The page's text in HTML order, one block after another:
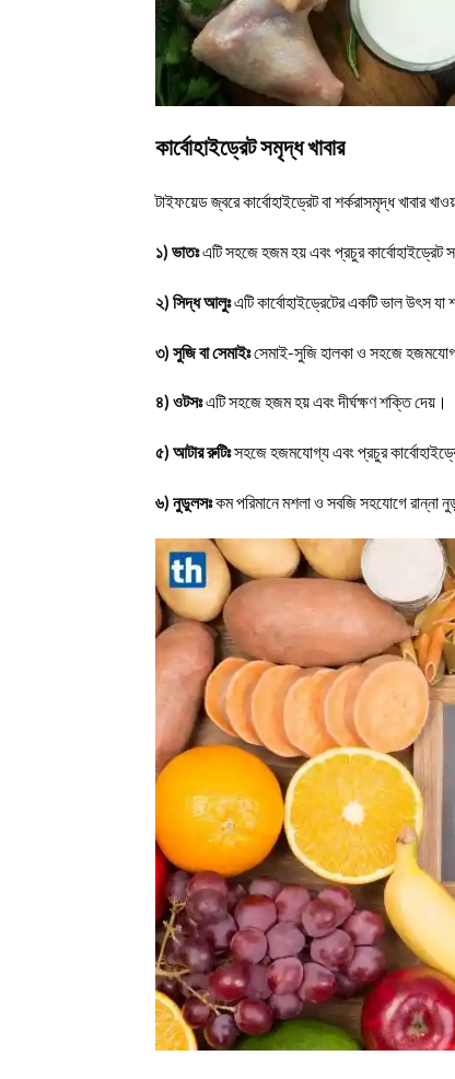
কার্বোহাইড্রেট সমৃদ্ধ খাবার
টাইফয়েড জ্বরে কার্বোহাইড্রেট বা শর্করাসমৃদ্ধ
১) ভাতঃএটি সহজে হজম হয় এবং প্রচুর কার্বোহাইড্রেট
২) সিদ্ধ আলুঃএটি কার্বোহাইড্রেটের একটি ভাল উৎস
৩) সুজি বা সেমাইঃসেমাই-সুজি হালকা ও সহজে
৪) ওটসঃএটি সহজে হজম হয় এবং দীর্ঘক্ষণ শক্তি দেয়।
৫) আটার রুটিঃসহজে হজমযোগ্য এবং প্রচুর
৬) নুডুলসঃকম পরিমানে মশলা ও সবজি সহযোগে রান্না